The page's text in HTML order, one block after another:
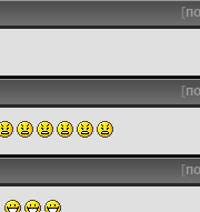
[
[
[